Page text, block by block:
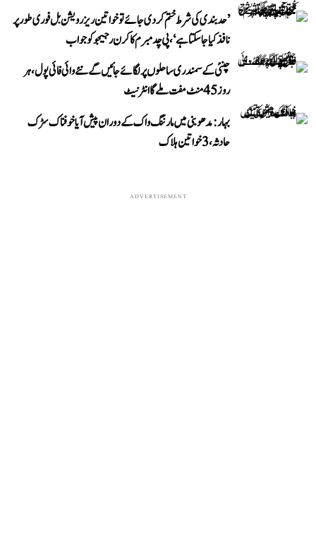
’حد بندی کی شرط ختم کر دی جائے تو خواتین ریزرویشن بل فوری طور پر
نافذ کیا جا سکتا ہے‘، پی چدمبرم کا کرن رجیجو کو جواب
چنئی کے سمندری ساحلوں پر لگائے جائیں گے نئے وائی فائی پول، ہر
روز 45 منٹ مفت ملے گا انٹرنیٹ
بہار: مدھوبنی میں مارننگ واک کے دوران پیش آیا خوفناک سڑک
حادثہ، 3 خواتین ہلاک
ADVERTISEMENT